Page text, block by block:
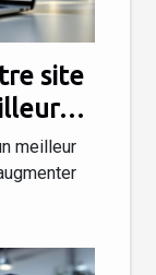
site
meilleur